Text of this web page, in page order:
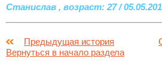
Станислав , возраст: 27 /
Предыдущая история
Вернуться в начало раздела